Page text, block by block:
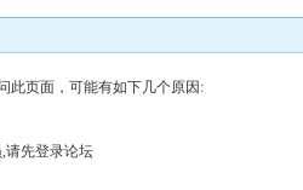
此页面，可能有如下几个原因:
请先登录论坛